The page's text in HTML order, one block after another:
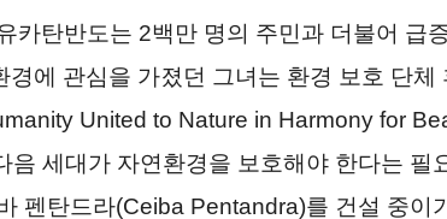
카탄반도는 2백만 명의 주민과 더불어 급
에 관심을 가졌던 그녀는 환경 보호 단
United to Nature in Harmony for
음 세대가 자연환경을 보호해야 한다는 필
펜탄드라(Ceiba Pentandra)를 건설 중이